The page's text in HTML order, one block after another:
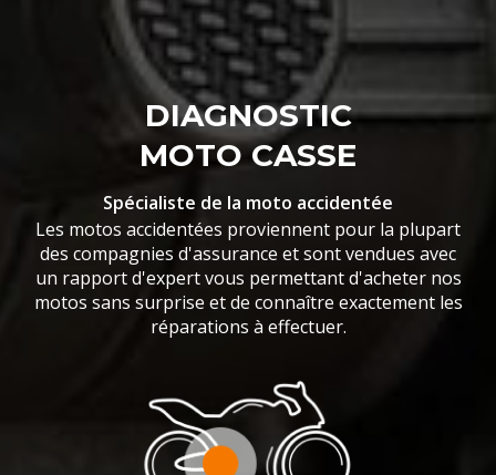
DIAGNOSTIC
MOTO CASSE
Spécialiste de la moto accidentée
Les motos accidentées proviennent pour la plupart
des compagnies d'assurance et sont vendues avec
un rapport d'expert vous permettant d'acheter nos
motos sans surprise et de connaître exactement les
réparations à effectuer.